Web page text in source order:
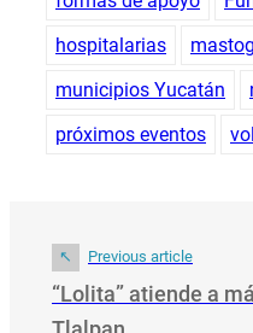
hospitalarias
municipios Yucatán
próximos eventos
Previous article
“Lolita” atiende a